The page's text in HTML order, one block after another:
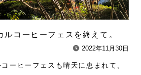
コーヒーフェスを終えて。
2022年11月30日
ーヒーフェスも晴天に恵まれて、